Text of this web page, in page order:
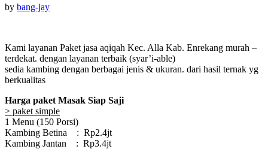
by bang-jayPosted
Kami layanan Paket jasa aqiqah Kec. Alla Kab. Enrekang murah –
terdekat. dengan layanan terbaik (syar’i-able)
sedia kambing dengan berbagai jenis & ukuran. dari hasil ternak yg
berkualitas
Harga paket Masak Siap Saji
> paket simple
1 Menu (150 Porsi)
Kambing Betina : Rp2.4jt
Kambing Jantan : Rp3.4jt